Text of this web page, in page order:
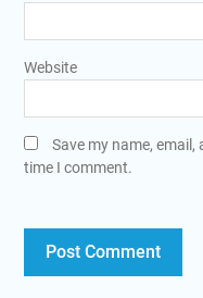
Website
Save my name,
time I comment.